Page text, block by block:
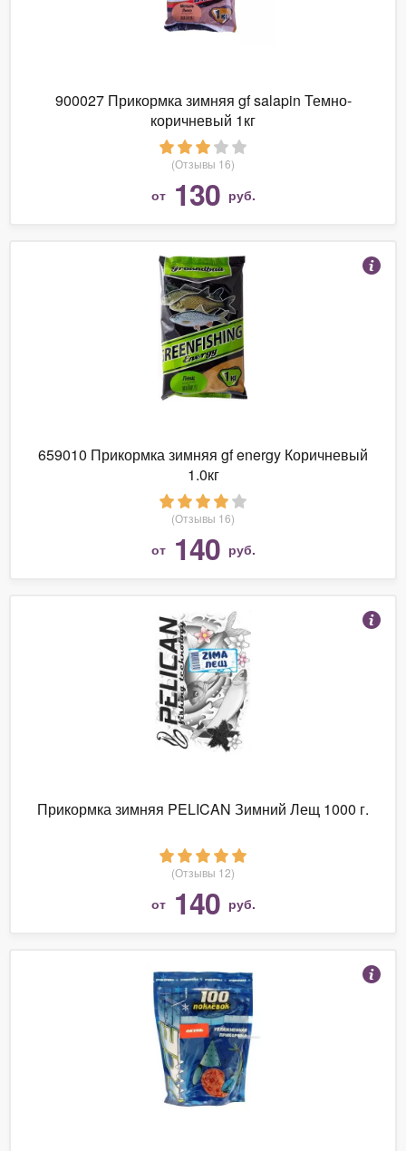
900027 Прикормка зимняя gf salapin Темно-
коричневый 1кг
(Отзывы 16)
от 130 руб.
659010 Прикормка зимняя gf energy Коричневый
1.0кг
(Отзывы 16)
от 140 руб.
Прикормка зимняя PELICAN Зимний Лещ 1000 г.
(Отзывы 12)
от 140 руб.